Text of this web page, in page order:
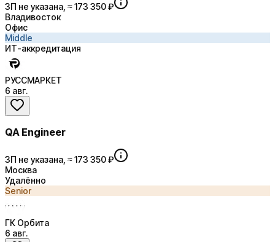
ЗП не указана, ≈ 173 350 ₽
Владивосток
Офис
Middle
ИТ-аккредитация
РУССМАРКЕТ
6 авг.
QA Engineer
ЗП не указана, ≈ 173 350 ₽
Москва
Удалённо
Senior
ГК Орбита
6 авг.